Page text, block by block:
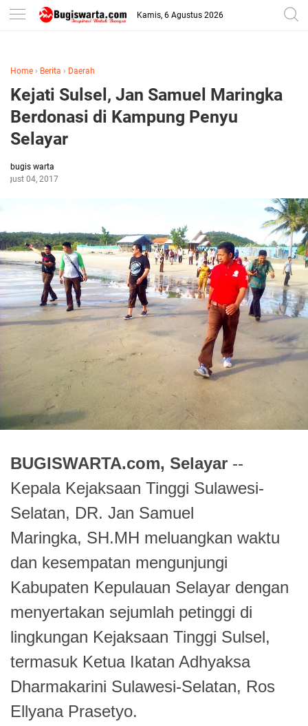
-->
Kamis, 6 Agustus 2026
Home › Berita › Daerah
Kejati Sulsel, Jan Samuel Maringka
Berdonasi di Kampung Penyu
Selayar
bugis warta
04, 2017
BUGISWARTA.com, Selayar --
Kepala Kejaksaan Tinggi Sulawesi-
Selatan, DR. Jan Samuel
Maringka, SH.MH meluangkan waktu
dan kesempatan mengunjungi
Kabupaten Kepulauan Selayar dengan
menyertakan sejumlah petinggi di
lingkungan Kejaksaan Tinggi Sulsel,
termasuk Ketua Ikatan Adhyaksa
Dharmakarini Sulawesi-Selatan, Ros
Ellyana Prasetyo.